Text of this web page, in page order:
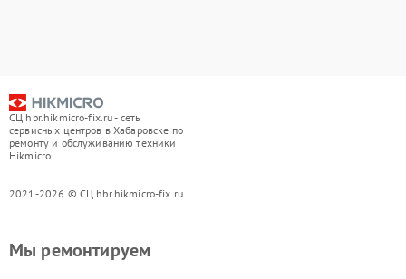
СЦ hbr.hikmicro-fix.ru - сеть
сервисных центров в Хабаровске по
ремонту и обслуживанию техники
Hikmicro
2021-2026 © СЦ hbr.hikmicro-fix.ru
Мы ремонтируем